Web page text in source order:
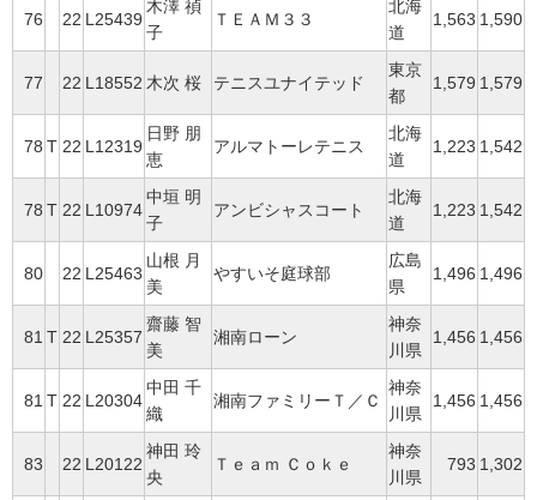
76 22 L25439
木澤 禎
子
ＴＥＡＭ３３
北海
道
1,563 1,590
77 22 L18552 木次 桜 テニスユナイテッド
東京
都
1,579 1,579
78 T 22 L12319
日野 朋
恵
アルマトーレテニス
北海
道
1,223 1,542
78 T 22 L10974
中垣 明
子
アンビシャスコート
北海
道
1,223 1,542
80 22 L25463
山根 月
美
やすいそ庭球部
広島
県
1,496 1,496
81 T 22 L25357
齋藤 智
美
湘南ローン
神奈
川県
1,456 1,456
81 T 22 L20304
中田 千
織
湘南ファミリーＴ／Ｃ
神奈
川県
1,456 1,456
83 22 L20122
神田 玲
央
Ｔｅａｍ Ｃｏｋｅ
神奈
川県
793 1,302